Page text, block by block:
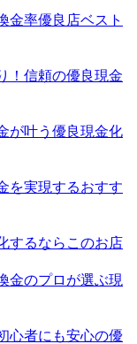
金率優良店ベスト
！信頼の優良現金
が叶う優良現金化
を実現するおすす
するならこのお店
金のプロが選ぶ現
心者にも安心の優